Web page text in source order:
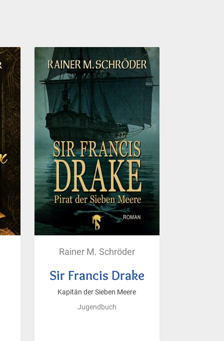
Rainer M. Schröder
Sir Francis Drake
Kapitän der Sieben Meere
Jugendbuch